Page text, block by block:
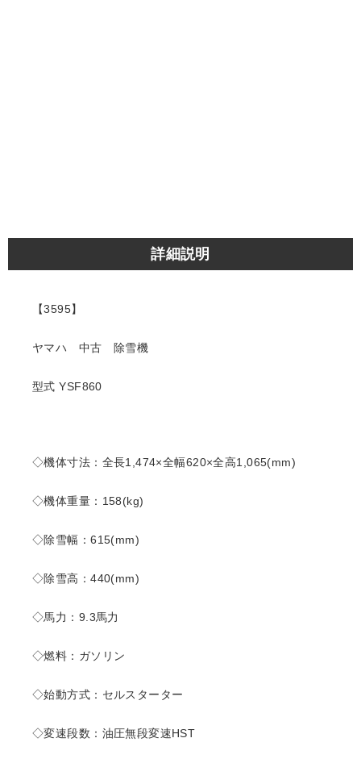
詳細説明
【3595】
ヤマハ 中古 除雪機
型式 YSF860
◇機体寸法：全長1,474×全幅620×全高1,065(mm)
◇機体重量：158(kg)
◇除雪幅：615(mm)
◇除雪高：440(mm)
◇馬力：9.3馬力
◇燃料：ガソリン
◇始動方式：セルスターター
◇変速段数：油圧無段変速HST